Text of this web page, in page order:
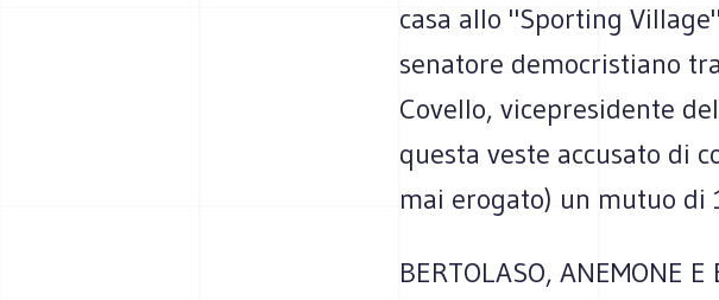
casa allo "Sporting
senatore democristiano
Covello, vicepresidente
questa veste accusato di
mai erogato) un mutuo di
BERTOLASO, ANEMONE E